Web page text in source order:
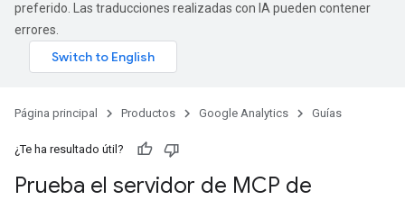
preferido. Las traducciones realizadas con IA pueden contener
errores.
Página principal Productos Google Analytics Guías
¿Te ha resultado útil?
Prueba el servidor de MCP de